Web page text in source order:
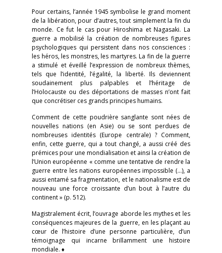
Pour certains, l’année 1945 symbolise le grand moment
de la libération, pour d’autres, tout simplement la fin du
monde. Ce fut le cas pour Hiroshima et Nagasaki. La
guerre a mobilisé la création de nombreuses figures
psychologiques qui persistent dans nos consciences :
les héros, les monstres, les martyres. La fin de la guerre
a stimulé et éveillé l’expression de nombreux thèmes,
tels que l’identité, l’égalité, la liberté. Ils deviennent
soudainement plus palpables et l’héritage de
l’Holocauste ou des déportations de masses n’ont fait
que concrétiser ces grands principes humains.
Comment de cette poudrière sanglante sont nées de
nouvelles nations (en Asie) ou se sont perdues de
nombreuses identités (Europe centrale) ? Comment,
enfin, cette guerre, qui a tout changé, a aussi créé des
prémices pour une mondialisation et ainsi la création de
l’Union européenne « comme une tentative de rendre la
guerre entre les nations européennes impossible (…), a
aussi entamé sa fragmentation, et le nationalisme est de
nouveau une force croissante d’un bout à l’autre du
continent » (p. 512).
Magistralement écrit, l’ouvrage aborde les mythes et les
conséquences majeures de la guerre, en les plaçant au
cœur de l’histoire d’une personne particulière, d’un
témoignage qui incarne brillamment une histoire
mondiale. ♦